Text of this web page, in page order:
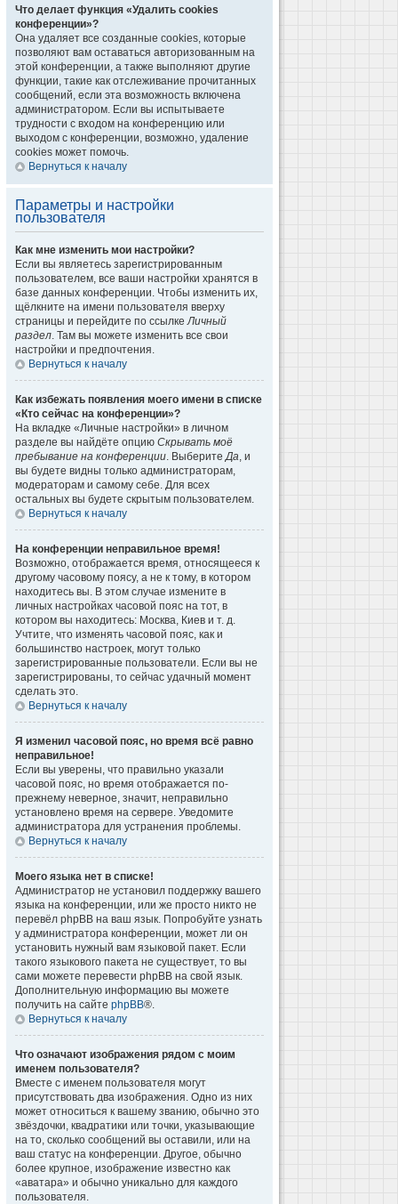
Что делает функция «Удалить cookies
конференции»?
Она удаляет все созданные cookies, которые
позволяют вам оставаться авторизованным на
этой конференции, а также выполняют другие
функции, такие как отслеживание прочитанных
сообщений, если эта возможность включена
администратором. Если вы испытываете
трудности с входом на конференцию или
выходом с конференции, возможно, удаление
cookies может помочь.
Вернуться к началу
Параметры и настройки
пользователя
Как мне изменить мои настройки?
Если вы являетесь зарегистрированным
пользователем, все ваши настройки хранятся в
базе данных конференции. Чтобы изменить их,
щёлкните на имени пользователя вверху
страницы и перейдите по ссылкеЛичный
раздел. Там вы можете изменить все свои
настройки и предпочтения.
Вернуться к началу
Как избежать появления моего имени в списке
«Кто сейчас на конференции»?
На вкладке «Личные настройки» в личном
разделе вы найдёте опцию Скрывать моё
пребывание на конференции. ВыберитеДа, и
вы будете видны только администраторам,
модераторам и самому себе. Для всех
остальных вы будете скрытым пользователем.
Вернуться к началу
На конференции неправильное время!
Возможно, отображается время, относящееся к
другому часовому поясу, а не к тому, в котором
находитесь вы. В этом случае измените в
личных настройках часовой пояс на тот, в
котором вы находитесь: Москва, Киев и т. д.
Учтите, что изменять часовой пояс, как и
большинство настроек, могут только
зарегистрированные пользователи. Если вы не
зарегистрированы, то сейчас удачный момент
сделать это.
Вернуться к началу
Я изменил часовой пояс, но время всё равно
неправильное!
Если вы уверены, что правильно указали
часовой пояс, но время отображается по-
прежнему неверное, значит, неправильно
установлено время на сервере. Уведомите
администратора для устранения проблемы.
Вернуться к началу
Моего языка нет в списке!
Администратор не установил поддержку вашего
языка на конференции, или же просто никто не
перевёл phpBB на ваш язык. Попробуйте узнать
у администратора конференции, может ли он
установить нужный вам языковой пакет. Если
такого языкового пакета не существует, то вы
сами можете перевести phpBB на свой язык.
Дополнительную информацию вы можете
получить на сайте phpBB®.
Вернуться к началу
Что означают изображения рядом с моим
именем пользователя?
Вместе с именем пользователя могут
присутствовать два изображения. Одно из них
может относиться к вашему званию, обычно это
звёздочки, квадратики или точки, указывающие
на то, сколько сообщений вы оставили, или на
ваш статус на конференции. Другое, обычно
более крупное, изображение известно как
«аватара» и обычно уникально для каждого
пользователя.